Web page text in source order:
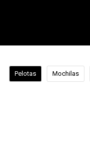
Pelotas Mochilas